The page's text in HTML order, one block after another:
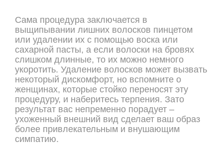
Сама процедура заключается в
выщипывании лишних волосков пинцетом
или удалении их с помощью воска или
сахарной пасты, а если волоски на бровях
слишком длинные, то их можно немного
укоротить. Удаление волосков может вызвать
некоторый дискомфорт, но вспомните о
женщинах, которые стойко переносят эту
процедуру, и наберитесь терпения. Зато
результат вас непременно порадует –
ухоженный внешний вид сделает ваш образ
более привлекательным и внушающим
симпатию.